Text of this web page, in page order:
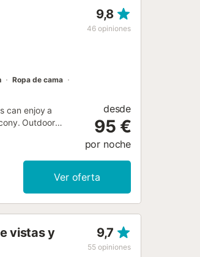
Nevera”
turístico
9,8
46 opiniones
Ropa de cama
can enjoy a
Outdoor
desde
95 €
por noche
Ver oferta
vistas y
9,7
55 opiniones